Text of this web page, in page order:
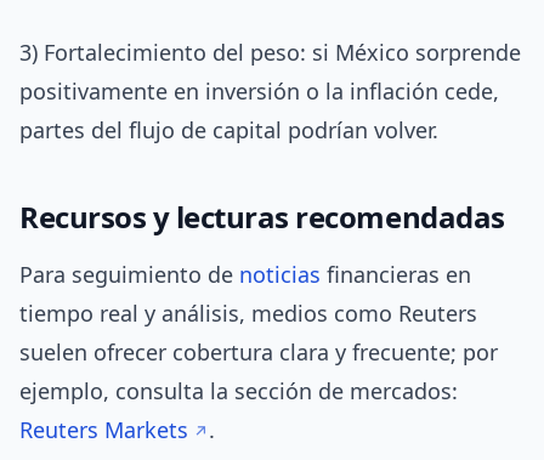
3) Fortalecimiento del peso: si México sorprende
positivamente en inversión o la inflación cede,
partes del flujo de capital podrían volver.
Recursos y lecturas recomendadas
Para seguimiento de noticias financieras en
tiempo real y análisis, medios como Reuters
suelen ofrecer cobertura clara y frecuente; por
ejemplo, consulta la sección de mercados:
Reuters Markets
.